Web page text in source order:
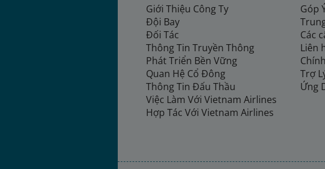
Giới Thiệu Công Ty
Đội Bay
Đối Tác
Thông Tin Truyền Thông
Phát Triển Bền Vững
Quan Hệ Cổ Đông
Thông Tin Đấu Thầu
Việc Làm Với Vietnam Airlines
Hợp Tác Với Vietnam Airlines
Góp
Các
Liên
Trợ
Ứng